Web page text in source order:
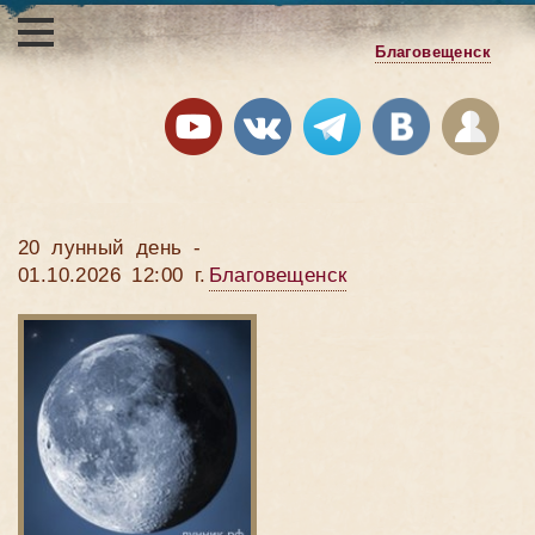
Благовещенск
20 лунный день -
01.10.2026 12:00 г. Благовещенск